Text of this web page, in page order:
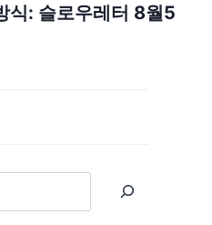
식: 슬로우레터 8월5